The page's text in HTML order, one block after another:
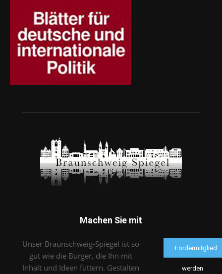
Machen Sie mit
Unser Braunschweig-Spiegel ist so
gut wie die Bürger, die Ihn mit
Inhalt und Ideen füttern. Gestalten
Fördermitglied
werden